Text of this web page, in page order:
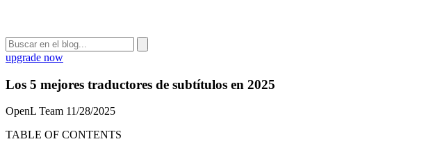
upgrade now
Los 5 mejores traductores de subtítulos en 2025
OpenL Team 11/28/2025
TABLE OF CONTENTS